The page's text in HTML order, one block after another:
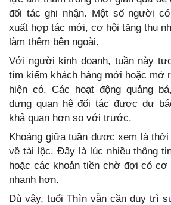
đối tác ghi nhận. Một số người
xuất hợp tác mới, cơ hội tăng thu
làm thêm bên ngoài.
Với người kinh doanh, tuần này
tìm kiếm khách hàng mới hoặc mở
hiện có. Các hoạt động quảng
dựng quan hệ đối tác được dự
khả quan hơn so với trước.
Khoảng giữa tuần được xem là
về tài lộc. Đây là lúc nhiều thông
hoặc các khoản tiền chờ đợi có
nhanh hơn.
Dù vậy, tuổi Thìn vẫn cần duy trì